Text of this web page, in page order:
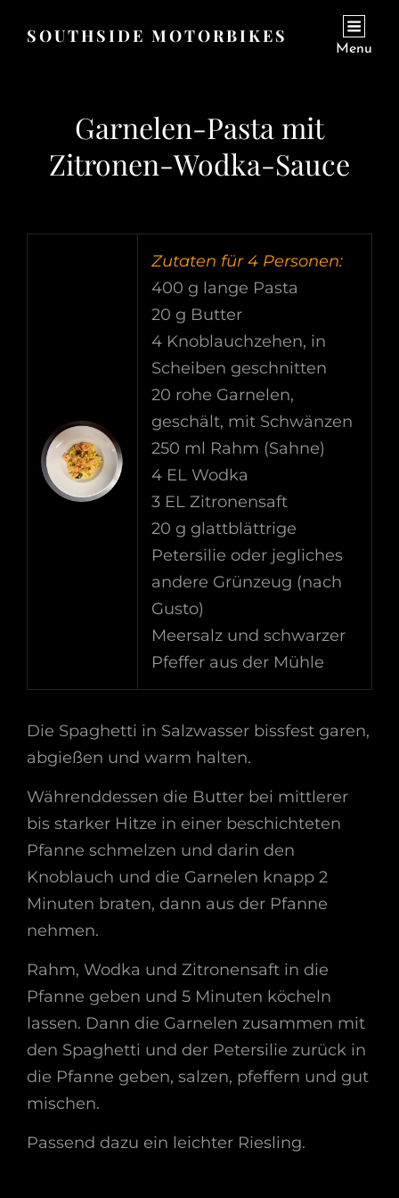
SOUTHSIDE MOTORBIKES
Menu
Garnelen-Pasta mit
Zitronen-Wodka-Sauce
Zutaten für 4 Personen:
400 g lange Pasta
20 g Butter
4 Knoblauchzehen, in
Scheiben geschnitten
20 rohe Garnelen,
geschält, mit Schwänzen
250 ml Rahm (Sahne)
4 EL Wodka
3 EL Zitronensaft
20 g glattblättrige
Petersilie oder jegliches
andere Grünzeug (nach
Gusto)
Meersalz und schwarzer
Pfeffer aus der Mühle
Die Spaghetti in Salzwasser bissfest garen,
abgießen und warm halten.
Währenddessen die Butter bei mittlerer
bis starker Hitze in einer beschichteten
Pfanne schmelzen und darin den
Knoblauch und die Garnelen knapp 2
Minuten braten, dann aus der Pfanne
nehmen.
Rahm, Wodka und Zitronensaft in die
Pfanne geben und 5 Minuten köcheln
lassen. Dann die Garnelen zusammen mit
den Spaghetti und der Petersilie zurück in
die Pfanne geben, salzen, pfeffern und gut
mischen.
Passend dazu ein leichter Riesling.